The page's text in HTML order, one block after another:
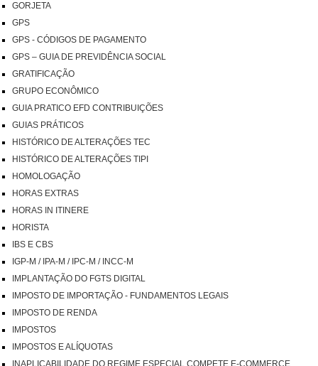
GORJETA
GPS
GPS - CÓDIGOS DE PAGAMENTO
GPS – GUIA DE PREVIDÊNCIA SOCIAL
GRATIFICAÇÃO
GRUPO ECONÔMICO
GUIA PRATICO EFD CONTRIBUIÇÕES
GUIAS PRÁTICOS
HISTÓRICO DE ALTERAÇÕES TEC
HISTÓRICO DE ALTERAÇÕES TIPI
HOMOLOGAÇÃO
HORAS EXTRAS
HORAS IN ITINERE
HORISTA
IBS E CBS
IGP-M / IPA-M / IPC-M / INCC-M
IMPLANTAÇÃO DO FGTS DIGITAL
IMPOSTO DE IMPORTAÇÃO - FUNDAMENTOS LEGAIS
IMPOSTO DE RENDA
IMPOSTOS
IMPOSTOS E ALÍQUOTAS
INAPLICABILIDADE DO REGIME ESPECIAL COMPETE E-COMMERCE